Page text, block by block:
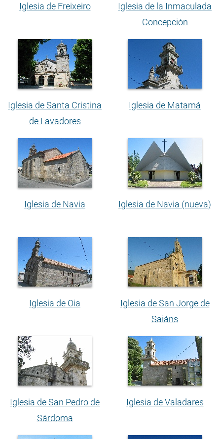
Iglesia de Freixeiro
Iglesia de la Inmaculada
Concepción
Iglesia de Santa Cristina
de Lavadores
Iglesia de Matamá
Iglesia de Navia Iglesia de Navia (nueva)
Iglesia de Oia
Iglesia de San Jorge de
Saiáns
Iglesia de San Pedro de
Sárdoma
Iglesia de Valadares